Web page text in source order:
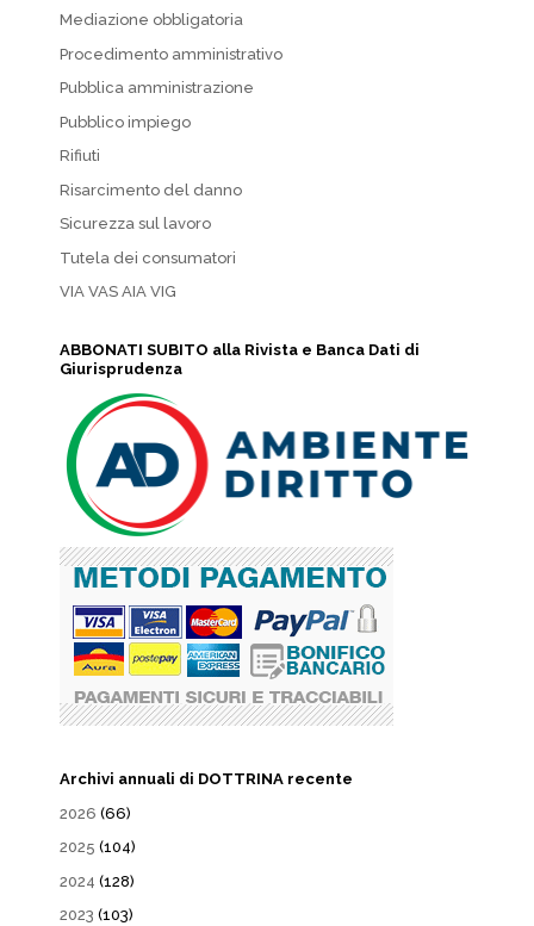
Mediazione obbligatoria
Procedimento amministrativo
Pubblica amministrazione
Pubblico impiego
Rifiuti
Risarcimento del danno
Sicurezza sul lavoro
Tutela dei consumatori
VIA VAS AIA VIG
ABBONATI SUBITO alla Rivista e Banca Dati di
Giurisprudenza
Archivi annuali di DOTTRINA recente
2026 (66)
2025 (104)
2024 (128)
2023 (103)